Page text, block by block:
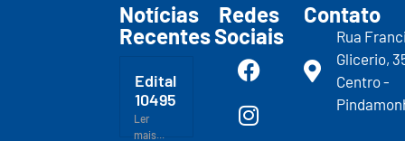
Notícias
Recentes
Edital
10495
Ler
mais...
Redes
Sociais
Contato
Rua
Glicerio,
Centro -